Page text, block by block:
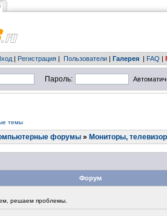
| Регистрация | Пользователи | Галерея | FAQ |
Пароль:
темы
форумы » Мониторы,
Форум
решаем проблемы.